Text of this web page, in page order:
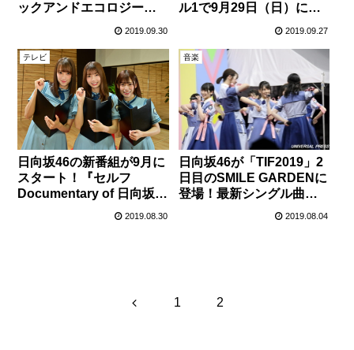
ックアンドエコロジー」
2019.09.30
ル1で9月29日（日）に放
2019.09.27
テレビ
日向坂46の新番組が9月に
スタート！『セルフ
Documentary of 日向坂
46』CS放送TBSチャンネ
2019.08.30
音楽
日向坂46が「TIF2019」2
日目のSMILE GARDENに
登場！最新シングル曲を
2019.08.04
前 1 2